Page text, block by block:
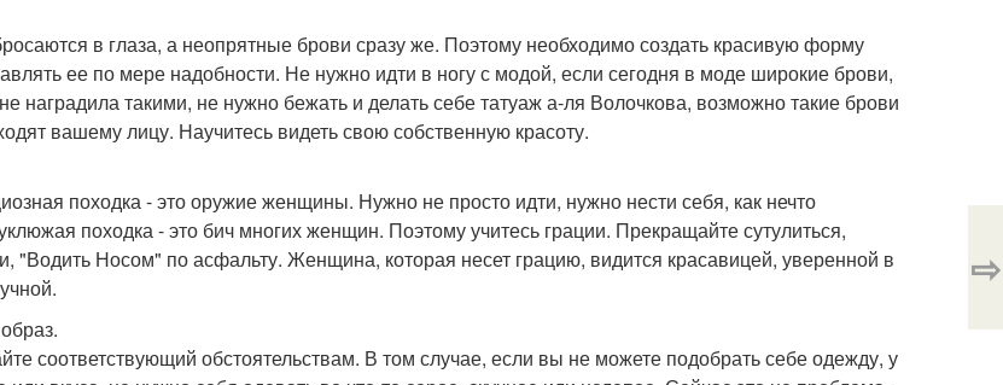
в глаза, а неопрятные брови сразу же. Поэтому необходимо создать красивую форму
ее по мере надобности. Не нужно идти в ногу с модой, если сегодня в моде широкие брови,
наградила такими, не нужно бежать и делать себе татуаж а-ля Волочкова, возможно такие брови
вашему лицу. Научитесь видеть свою собственную красоту.
походка - это оружие женщины. Нужно не просто идти, нужно нести себя, как нечто
походка - это бич многих женщин. Поэтому учитесь грации. Прекращайте сутулиться,
"Водить Носом" по асфальту. Женщина, которая несет грацию, видится красавицей, уверенной в
соответствующий обстоятельствам. В том случае, если вы не можете подобрать себе одежду, у
⇨